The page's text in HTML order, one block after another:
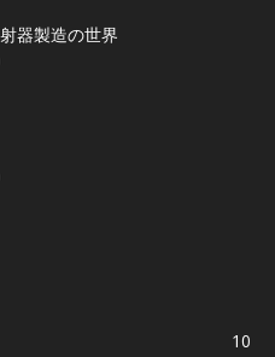
器製造の世界
10